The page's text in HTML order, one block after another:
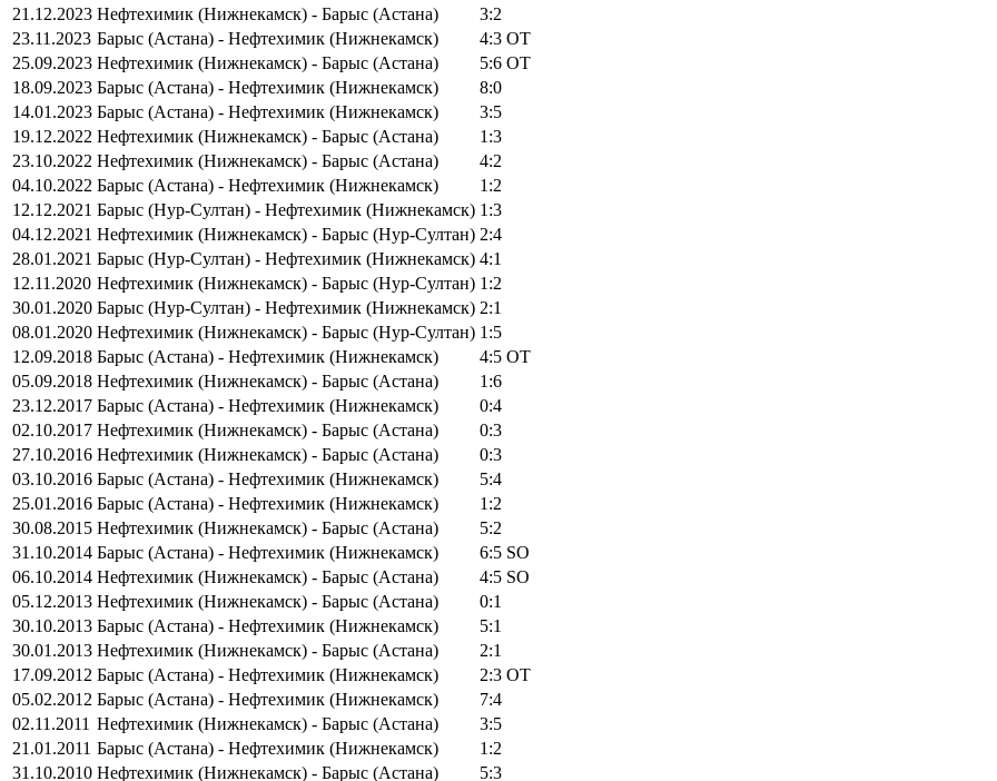
21.12.2023 Нефтехимик (Нижнекамск) - Барыс (Астана)
3:2
23.11.2023 Барыс (Астана) - Нефтехимик (Нижнекамск)
4:3 OT
25.09.2023 Нефтехимик (Нижнекамск) - Барыс (Астана)
5:6 OT
18.09.2023 Барыс (Астана) - Нефтехимик (Нижнекамск)
8:0
14.01.2023 Барыс (Астана) - Нефтехимик (Нижнекамск)
3:5
19.12.2022 Нефтехимик (Нижнекамск) - Барыс (Астана)
1:3
23.10.2022 Нефтехимик (Нижнекамск) - Барыс (Астана)
4:2
04.10.2022 Барыс (Астана) - Нефтехимик (Нижнекамск)
1:2
12.12.2021 Барыс (Нур-Султан) - Нефтехимик (Нижнекамск) 1:3
04.12.2021 Нефтехимик (Нижнекамск) - Барыс (Нур-Султан) 2:4
28.01.2021 Барыс (Нур-Султан) - Нефтехимик (Нижнекамск) 4:1
12.11.2020 Нефтехимик (Нижнекамск) - Барыс (Нур-Султан) 1:2
30.01.2020 Барыс (Нур-Султан) - Нефтехимик (Нижнекамск) 2:1
08.01.2020 Нефтехимик (Нижнекамск) - Барыс (Нур-Султан) 1:5
12.09.2018 Барыс (Астана) - Нефтехимик (Нижнекамск)
4:5 OT
05.09.2018 Нефтехимик (Нижнекамск) - Барыс (Астана)
1:6
23.12.2017 Барыс (Астана) - Нефтехимик (Нижнекамск)
0:4
02.10.2017 Нефтехимик (Нижнекамск) - Барыс (Астана)
0:3
27.10.2016 Нефтехимик (Нижнекамск) - Барыс (Астана)
0:3
03.10.2016 Барыс (Астана) - Нефтехимик (Нижнекамск)
5:4
25.01.2016 Барыс (Астана) - Нефтехимик (Нижнекамск)
1:2
30.08.2015 Нефтехимик (Нижнекамск) - Барыс (Астана)
5:2
31.10.2014 Барыс (Астана) - Нефтехимик (Нижнекамск)
6:5 SO
06.10.2014 Нефтехимик (Нижнекамск) - Барыс (Астана)
4:5 SO
05.12.2013 Нефтехимик (Нижнекамск) - Барыс (Астана)
0:1
30.10.2013 Барыс (Астана) - Нефтехимик (Нижнекамск)
5:1
30.01.2013 Нефтехимик (Нижнекамск) - Барыс (Астана)
2:1
17.09.2012 Барыс (Астана) - Нефтехимик (Нижнекамск)
2:3 OT
05.02.2012 Барыс (Астана) - Нефтехимик (Нижнекамск)
7:4
02.11.2011 Нефтехимик (Нижнекамск) - Барыс (Астана)
3:5
21.01.2011 Барыс (Астана) - Нефтехимик (Нижнекамск)
1:2
31.10.2010 Нефтехимик (Нижнекамск) - Барыс (Астана) 5:3